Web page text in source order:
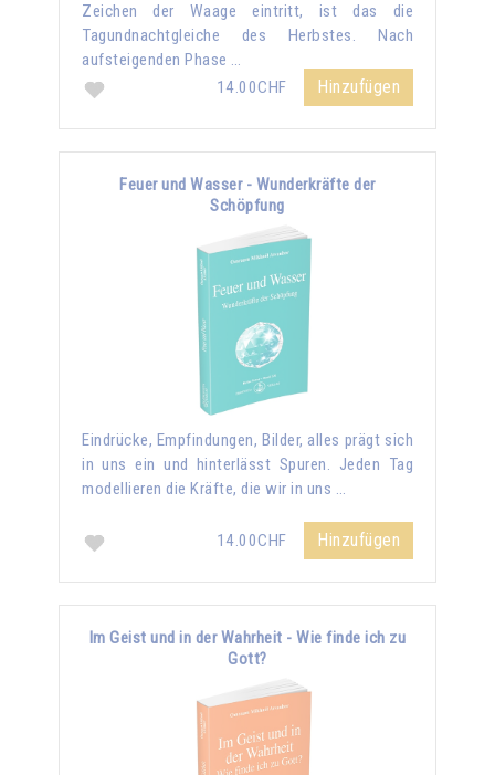
Zeichen der Waage eintritt, ist das die
Tagundnachtgleiche des Herbstes. Nach
aufsteigenden Phase …
14.00CHF
Hinzufügen
Feuer und Wasser - Wunderkräfte der
Schöpfung
Eindrücke, Empfindungen, Bilder, alles prägt sich
in uns ein und hinterlässt Spuren. Jeden Tag
modellieren die Kräfte, die wir in uns …
14.00CHF Hinzufügen
Im Geist und in der Wahrheit - Wie finde ich zu
Gott?